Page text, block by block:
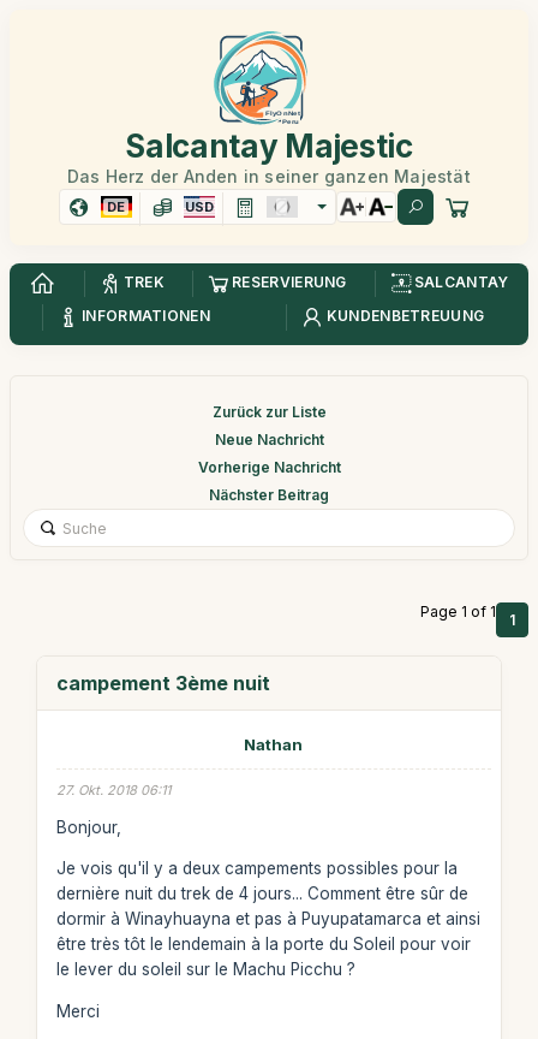
Salcantay Majestic
Das Herz der Anden in seiner ganzen Majestät
DE USD
TREK RESERVIERUNG
SALCANTAY
INFORMATIONEN
KUNDENBETREUUNG
Zurück zur Liste
Neue Nachricht
Vorherige Nachricht
Nächster Beitrag
Page 1 of 1 1
campement 3ème nuit
Nathan
27. Okt. 2018 06:11
Bonjour,
Je vois qu'il y a deux campements possibles pour la
dernière nuit du trek de 4 jours... Comment être sûr de
dormir à Winayhuayna et pas à Puyupatamarca et ainsi
être très tôt le lendemain à la porte du Soleil pour voir
le lever du soleil sur le Machu Picchu ?
Merci